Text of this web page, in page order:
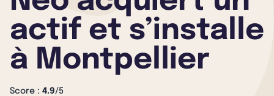
actif et s’installe
à Montpellier
Score : 4.9/5